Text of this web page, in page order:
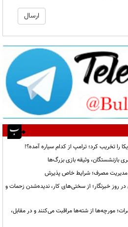
را تخریب کرد؛ ترامپ از کدام سیاره آمده؟!
بازنشستگان، وثیقه بازی بزرگ‌ها
مدیریت مصرف؛ شرایط خاص پذیرش
روز خبرنگار؛ از سختی‌های کار، ندیده‌شدن زحمات و
مورچه‌ها از شته‌ها مراقبت می‌کنند و در مقابل،